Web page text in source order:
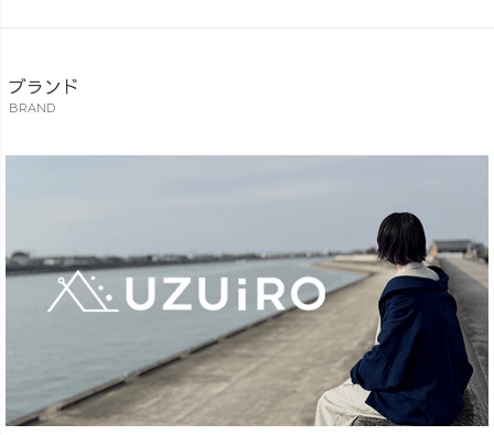
ブランド
BRAND